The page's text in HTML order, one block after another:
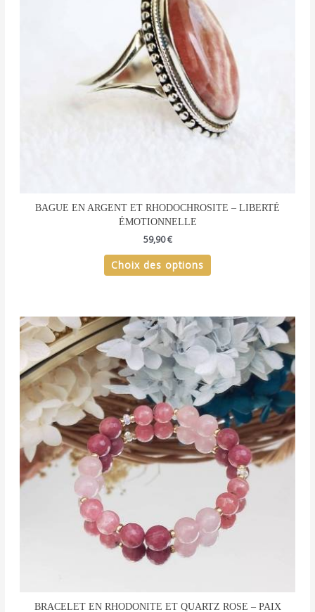
BAGUE EN ARGENT ET RHODOCHROSITE – LIBERTÉ
ÉMOTIONNELLE
59,90€
Choix des options
options
peuvent
être
choisies
sur
la
page
du
produit
BRACELET EN RHODONITE ET QUARTZ ROSE – PAIX
Ce
produit
a
plusieurs
variations.
Les
options
peuvent
être
choisies
sur
page
du
produit